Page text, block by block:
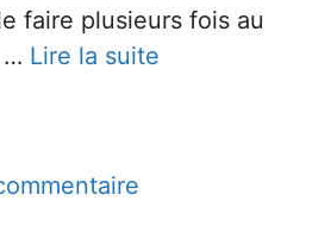
faire plusieurs fois au
… Lire la suite